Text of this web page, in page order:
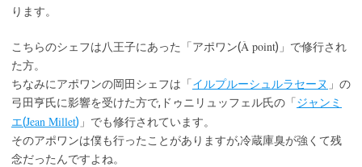
ります。
こちらのシェフは八王子にあった「アポワン(À point)」で修行され
た方。
ちなみにアポワンの岡田シェフは「イルプルーシュルラセーヌ 」の
弓田亨氏に影響を受けた方で,ドゥニリュッフェル氏の「ジャンミ
エ(Jean Millet) 」でも修行されています。
そのアポワンは僕も行ったことがありますが,冷蔵庫臭が強くて残
念だったんですよね。